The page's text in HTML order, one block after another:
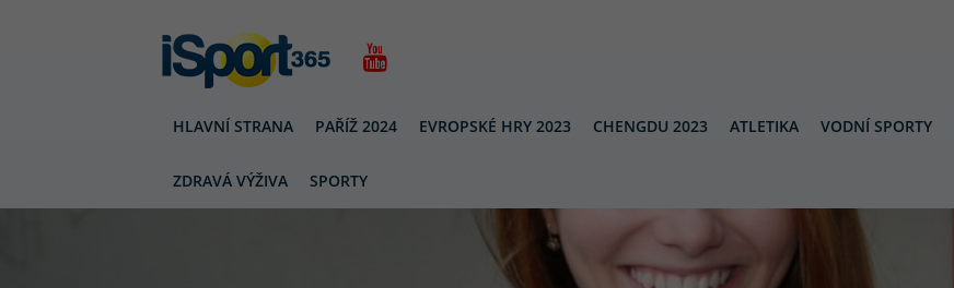
HLAVNÍ STRANA PAŘÍŽ 2024 EVROPSKÉ HRY 2023 CHENGDU 2023 ATLETIKA VODNÍ SPORTY
ZDRAVÁ VÝŽIVA SPORTY